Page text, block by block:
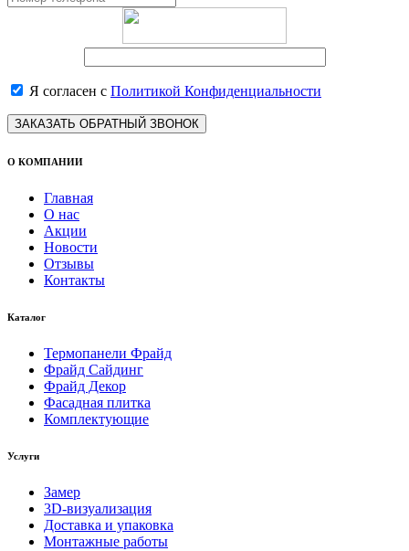
Я согласен с Политикой Конфиденциальности
ЗАКАЗАТЬ ОБРАТНЫЙ ЗВОНОК
О КОМПАНИИ
Главная
О нас
Акции
Новости
Отзывы
Контакты
Каталог
Термопанели Фрайд
Фрайд Сайдинг
Фрайд Декор
Фасадная плитка
Комплектующие
Услуги
Замер
3D-визуализация
Доставка и упаковка
Монтажные работы